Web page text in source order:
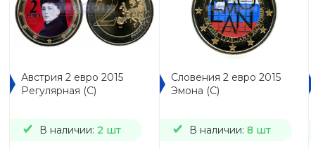
Австрия 2 евро 2015
Регулярная (C)
В наличии: 2 шт
Словения 2 евро 2015
Эмона (C)
В наличии: 8 шт